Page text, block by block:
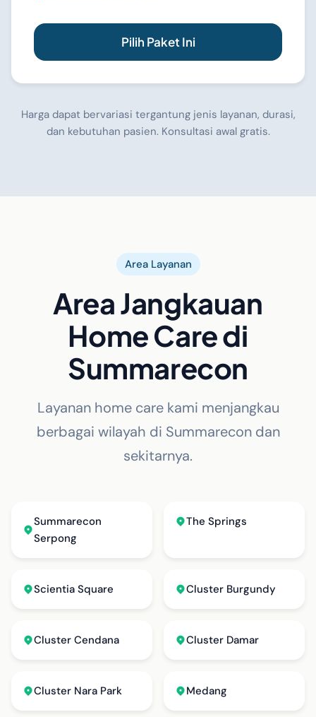
Pilih Paket Ini
Harga dapat bervariasi tergantung jenis layanan, durasi,
dan kebutuhan pasien. Konsultasi awal gratis.
Area Layanan
Area Jangkauan
Home Care di
Summarecon
Layanan home care kami menjangkau
berbagai wilayah di Summarecon dan
sekitarnya.
Summarecon
Serpong
The Springs
Scientia Square Cluster Burgundy
Cluster Cendana Cluster Damar
Cluster Nara Park Medang